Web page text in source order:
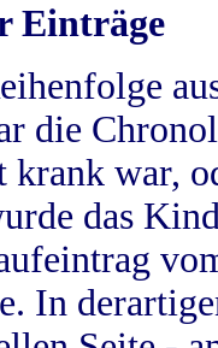
Einträge
die
krank war,
das
In